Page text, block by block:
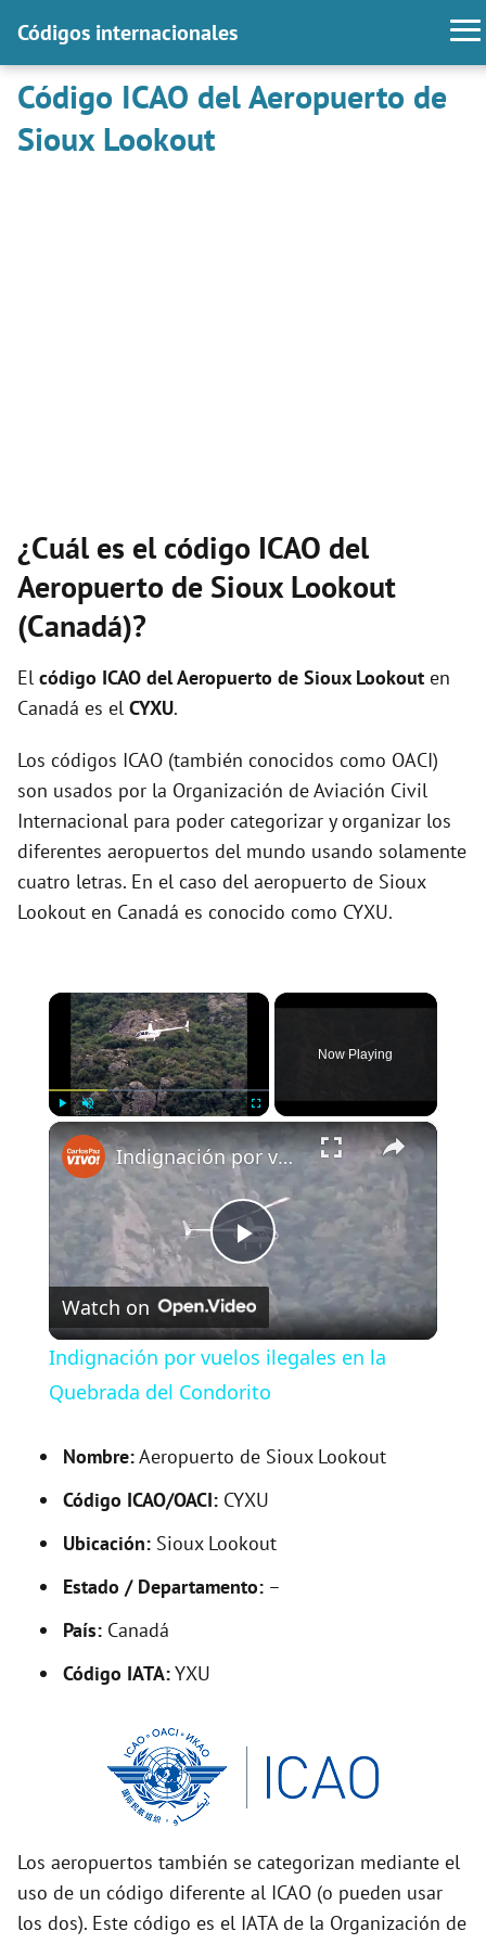
Códigos internacionales
Código ICAO del Aeropuerto de
Sioux Lookout
¿Cuál es el código ICAO del
Aeropuerto de Sioux Lookout
(Canadá)?
El código ICAO delAeropuerto de Sioux Lookout en
Canadá es el CYXU.
Los códigos ICAO (también conocidos como OACI)
son usados por la Organización de Aviación Civil
Internacional para poder categorizar y organizar los
diferentes aeropuertos del mundo usando solamente
cuatro letras. En el caso del aeropuerto de Sioux
Lookout en Canadá es conocido como CYXU.
×
Unmute
Now Playing
×
P
l
a
y
i
Indignación por vuelos ilegales en la Quebrada del Condorito
Watch on
Indignación por vuelos ilegales en la
Quebrada del Condorito
Nombre:Aeropuerto de Sioux Lookout
Código ICAO/OACI: CYXU
Ubicación: Sioux Lookout
Estado / Departamento: –
País: Canadá
Código IATA:YXU
Los aeropuertos también se categorizan mediante el
uso de un código diferente al ICAO (o pueden usar
los dos). Este código es el IATA de la Organización de